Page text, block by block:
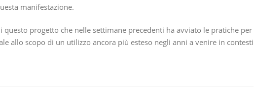
manifestazione.
progetto che nelle settimane precedenti ha avviato le pratiche per
allo scopo di un utilizzo ancora più esteso negli anni a venire in contesti